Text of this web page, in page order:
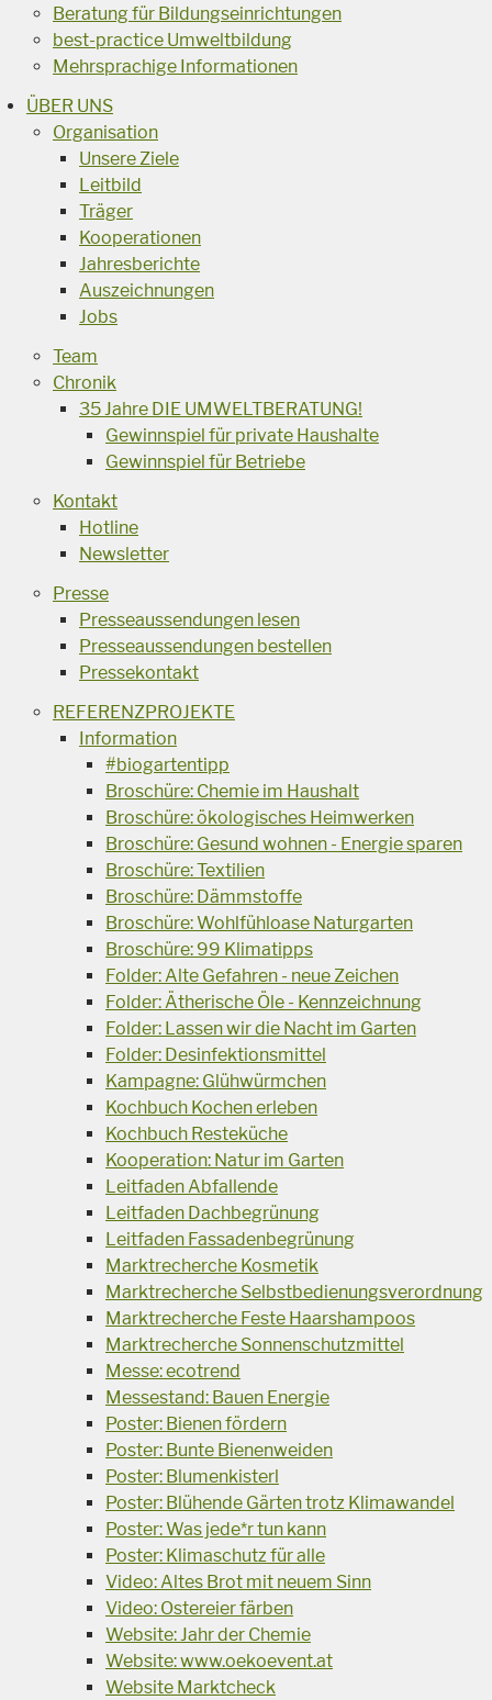
Beratung für Bildungseinrichtungen
best-practice Umweltbildung
Mehrsprachige Informationen
ÜBER UNS
Organisation
Unsere Ziele
Leitbild
Träger
Kooperationen
Jahresberichte
Auszeichnungen
Jobs
Team
Chronik
35 Jahre DIE UMWELTBERATUNG!
Gewinnspiel für private Haushalte
Gewinnspiel für Betriebe
Kontakt
Hotline
Newsletter
Presse
Presseaussendungen lesen
Presseaussendungen bestellen
Pressekontakt
REFERENZPROJEKTE
Information
#biogartentipp
Broschüre: Chemie im Haushalt
Broschüre: ökologisches Heimwerken
Broschüre: Gesund wohnen - Energie sparen
Broschüre: Textilien
Broschüre: Dämmstoffe
Broschüre: Wohlfühloase Naturgarten
Broschüre: 99 Klimatipps
Folder: Alte Gefahren - neue Zeichen
Folder: Ätherische Öle - Kennzeichnung
Folder: Lassen wir die Nacht im Garten
Folder: Desinfektionsmittel
Kampagne: Glühwürmchen
Kochbuch Kochen erleben
Kochbuch Resteküche
Kooperation: Natur im Garten
Leitfaden Abfallende
Leitfaden Dachbegrünung
Leitfaden Fassadenbegrünung
Marktrecherche Kosmetik
Marktrecherche Selbstbedienungsverordnung
Marktrecherche Feste Haarshampoos
Marktrecherche Sonnenschutzmittel
Messe: ecotrend
Messestand: Bauen Energie
Poster: Bienen fördern
Poster: Bunte Bienenweiden
Poster: Blumenkisterl
Poster: Blühende Gärten trotz Klimawandel
Poster: Was jede*r tun kann
Poster: Klimaschutz für alle
Video: Altes Brot mit neuem Sinn
Video: Ostereier färben
Website: Jahr der Chemie
Website: www.oekoevent.at
Website Marktcheck